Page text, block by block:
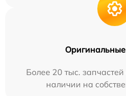
Оригинальные
Более 20 тыс.
наличии на